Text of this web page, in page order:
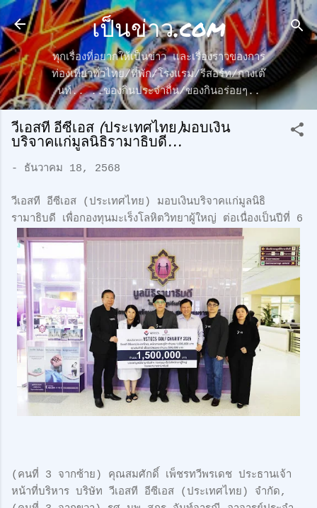
ข้ามไปที่เนื้อหาหลัก
เป็นข่าว.com
ทุกเรื่องที่อยากให้เป็นข่าว และเรื่องราวของการ
ท่องเที่ยวทั่วไทย/ที่พัก/โรงแรม/รีสอร์ท/กางเต๊
นท์.. ..ของกินประจำถื่น/ของกินอร่อยๆ..
วีเอสที อีซีเอส (ประเทศไทย)มอบเงิน
บริจาคแก่มูลนิธิรามาธิบดี...
- ธันวาคม 18, 2568
วีเอสที อีซีเอส (ประเทศไทย) มอบเงินบริจาคแก่มูลนิธิ
รามาธิบดี เพื่อกองทุนมะเร็งโลหิตวิทยาผู้ใหญ่ ต่อเนื่องเป็นปีที่ 6
(คนที่ 3 จากซ้าย) คุณสมศักดิ์ เพ็ชรทวีพรเดช ประธานเจ้า
หน้าที่บริหาร บริษัท วีเอสที อีซีเอส (ประเทศไทย) จำกัด,